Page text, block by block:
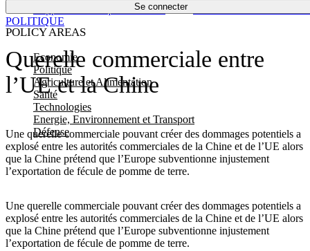
Se connecter
POLICY AREAS
Economie
Politique
Agriculture et Alimentation
Santé
Technologies
Energie, Environnement et Transport
Défense
Économie
Querelle commerciale entre
l’UE et la Chine
Une querelle commerciale pouvant créer des dommages potentiels a
explosé entre les autorités commerciales de la Chine et de l’UE alors
que la Chine prétend que l’Europe subventionne injustement
l’exportation de fécule de pomme de terre.
POLITIQUE
Une querelle commerciale pouvant créer des dommages potentiels a
explosé entre les autorités commerciales de la Chine et de l’UE alors
que la Chine prétend que l’Europe subventionne injustement
l’exportation de fécule de pomme de terre.